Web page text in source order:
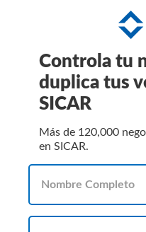
Controla tu
duplica tus
SICAR
Más de 120,000
en SICAR.